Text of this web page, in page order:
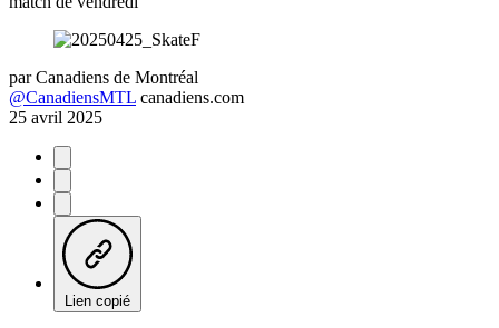
par Canadiens de Montréal
@CanadiensMTL canadiens.com
25 avril 2025
Lien copié